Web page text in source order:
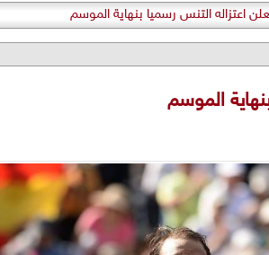
اعتزاله التنس رسميا بنهاية الموسم
الموسم